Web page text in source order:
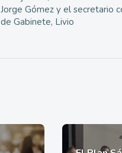
Jorge Gómez y el secretario
de Gabinete, Livio